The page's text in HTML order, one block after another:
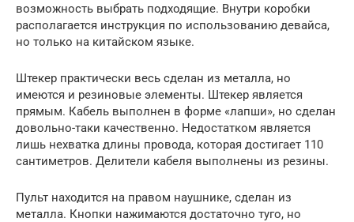
возможность выбрать подходящие. Внутри коробки
располагается инструкция по использованию девайса,
но только на китайском языке.
Штекер практически весь сделан из металла, но
имеются и резиновые элементы. Штекер является
прямым. Кабель выполнен в форме «лапши», но сделан
довольно-таки качественно. Недостатком является
лишь нехватка длины провода, которая достигает 110
сантиметров. Делители кабеля выполнены из резины.
Пульт находится на правом наушнике, сделан из
металла. Кнопки нажимаются достаточно туго, но